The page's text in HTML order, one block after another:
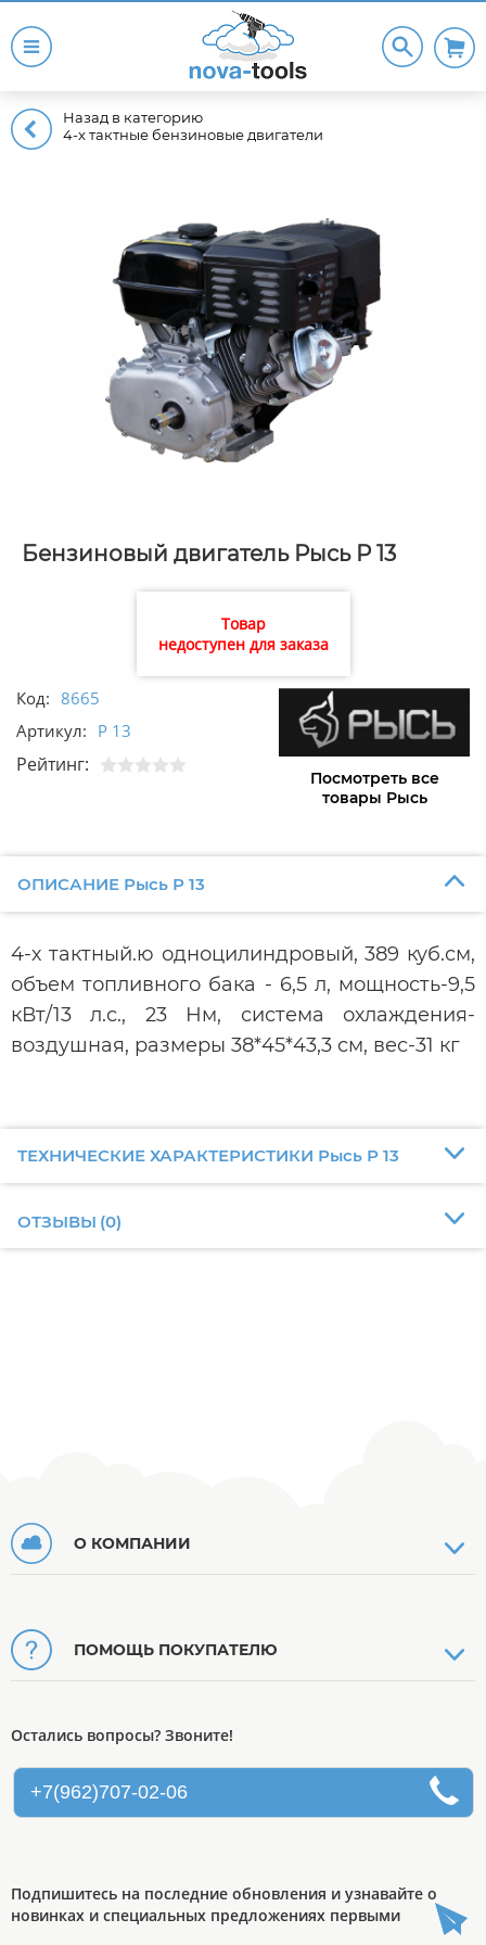
Назад в категорию
4-x тактные бензиновые двигатели
Бензиновый двигатель Рысь Р 13
Товар
недоступен для заказа
Код: 8665
Артикул: Р 13
Рейтинг:
Посмотреть все
товары Рысь
ОПИСАНИЕ Рысь Р 13
4-х тактный.ю одноцилиндровый, 389 куб.см,
объем топливного бака - 6,5 л, мощность-9,5
кВт/13 л.с., 23 Нм, система охлаждения-
воздушная, размеры 38*45*43,3 см, вес-31 кг
ТЕХНИЧЕСКИЕ ХАРАКТЕРИСТИКИ Рысь Р 13
ОТЗЫВЫ (0)
О КОМПАНИИ
ПОМОЩЬ ПОКУПАТЕЛЮ
Остались вопросы? Звоните!
+7(962)707-02-06
Подпишитесь на последние обновления и узнавайте о
новинках и специальных предложениях первыми